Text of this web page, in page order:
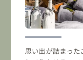
思い出が詰まっ